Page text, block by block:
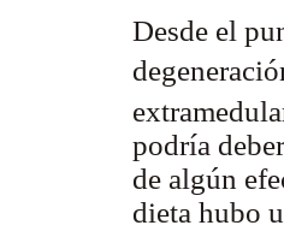
Desde el
podría
de algún
dieta hubo